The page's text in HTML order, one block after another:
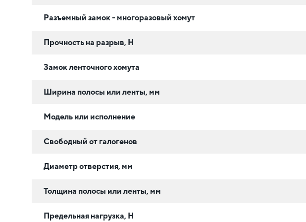
Разъемный замок - многоразовый хомут
Прочность на разрыв, Н
Замок ленточного хомута
Ширина полосы или ленты, мм
Модель или исполнение
Свободный от галогенов
Диаметр отверстия, мм
Толщина полосы или ленты, мм
Предельная нагрузка, Н